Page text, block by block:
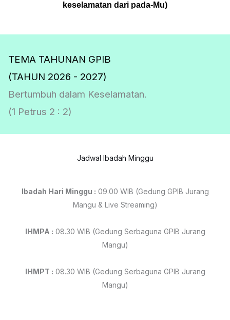
keselamatan dari pada-Mu)
TEMA TAHUNAN GPIB
(TAHUN 2026 - 2027)
Bertumbuh dalam Keselamatan.
(1 Petrus 2 : 2)
Jadwal Ibadah Minggu
Ibadah Hari Minggu : 09.00 WIB (Gedung GPIB Jurang
Mangu & Live Streaming)
IHMPA : 08.30 WIB (Gedung Serbaguna GPIB Jurang
Mangu)
IHMPT : 08.30 WIB (Gedung Serbaguna GPIB Jurang
Mangu)